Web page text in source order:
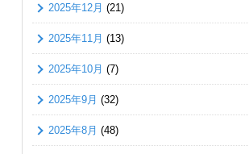
2025年12月 (21)
2025年11月 (13)
2025年10月 (7)
2025年9月 (32)
2025年8月 (48)